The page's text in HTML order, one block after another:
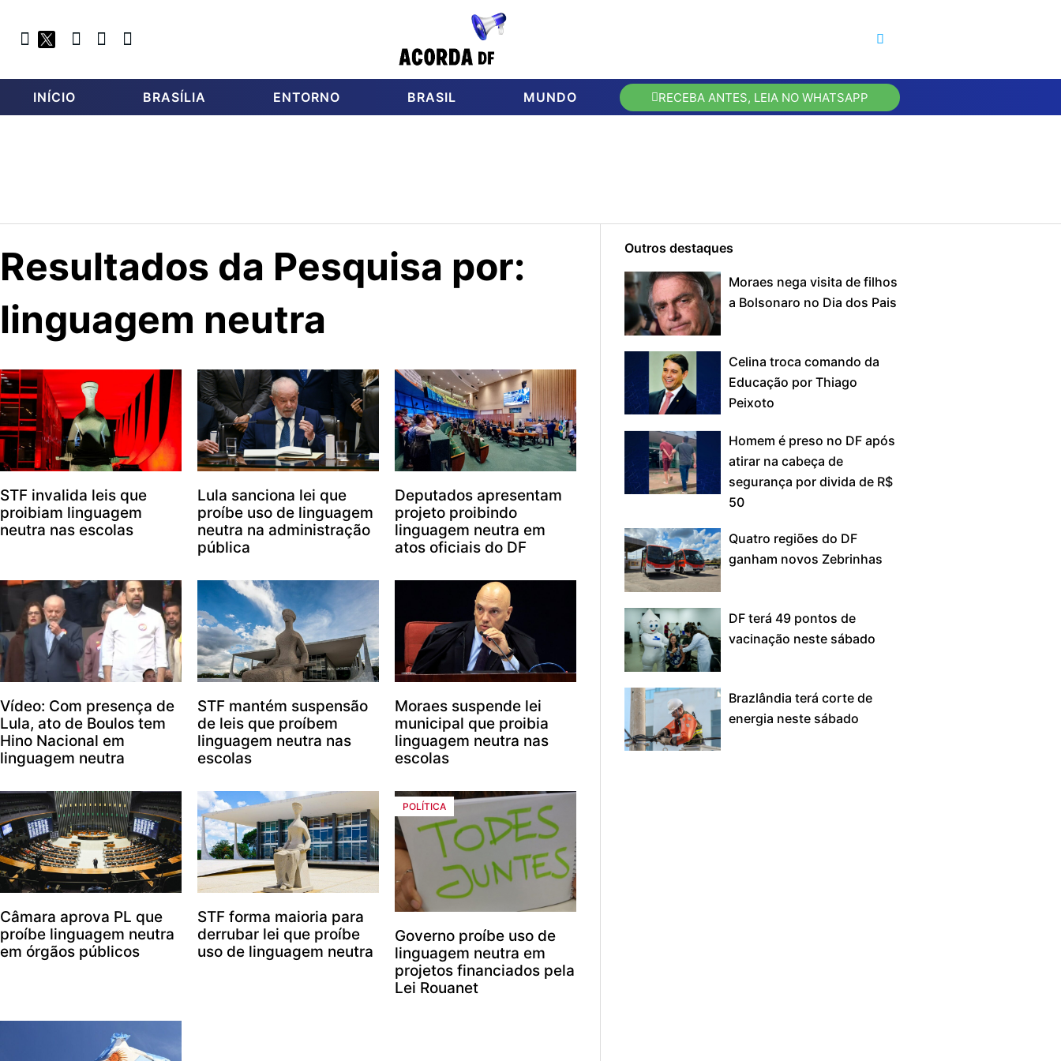
INÍCIO BRASÍLIA ENTORNO BRASIL MUNDO RECEBA ANTES, LEIA NO WHATSAPP
Resultados da Pesquisa por:
linguagem neutra
STF invalida leis que
proibiam linguagem
neutra nas escolas
Lula sanciona lei que
proíbe uso de linguagem
neutra na administração
pública
Deputados apresentam
projeto proibindo
linguagem neutra em
atos oficiais do DF
Vídeo: Com presença de
Lula, ato de Boulos tem
Hino Nacional em
linguagem neutra
STF mantém suspensão
de leis que proíbem
linguagem neutra nas
escolas
Moraes suspende lei
municipal que proibia
linguagem neutra nas
escolas
Câmara aprova PL que
proíbe linguagem neutra
em órgãos públicos
STF forma maioria para
derrubar lei que proíbe
uso de linguagem neutra
POLÍTICA
Governo proíbe uso de
linguagem neutra em
projetos financiados pela
Lei Rouanet
Outros destaques
Moraes nega visita de filhos
a Bolsonaro no Dia dos Pais
Celina troca comando da
Educação por Thiago
Peixoto
Homem é preso no DF após
atirar na cabeça de
segurança por divida de R$
50
Quatro regiões do DF
ganham novos Zebrinhas
DF terá 49 pontos de
vacinação neste sábado
Brazlândia terá corte de
energia neste sábado